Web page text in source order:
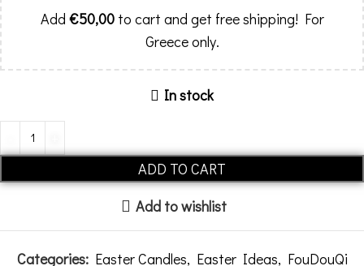
Add €50,00to cart and get free shipping! For
Greece only.
In stock
ADD TO CART
Add to wishlist
Categories: Easter Candles, Easter Ideas, FouDouQi